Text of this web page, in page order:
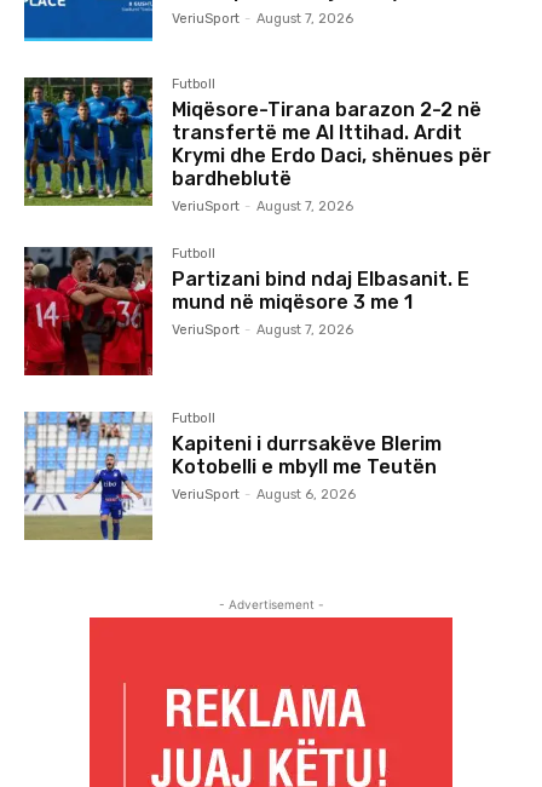
VeriuSport - August 7, 2026
Futboll
Miqësore-Tirana barazon 2-2 në
transfertë me Al Ittihad. Ardit
Krymi dhe Erdo Daci, shënues për
bardheblutë
VeriuSport - August 7, 2026
Futboll
Partizani bind ndaj Elbasanit. E
mund në miqësore 3 me 1
VeriuSport - August 7, 2026
Futboll
Kapiteni i durrsakëve Blerim
Kotobelli e mbyll me Teutën
VeriuSport - August 6, 2026
- Advertisement -